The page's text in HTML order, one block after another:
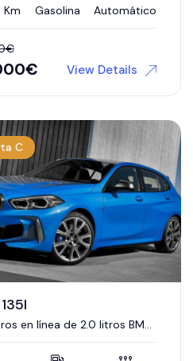
Gasolina Automático
€
€ View Details
C
en línea de 2.0 litros BMW